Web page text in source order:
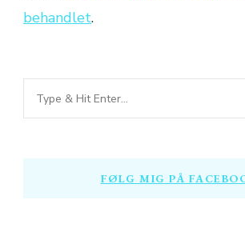
behandlet.
Looking
for
FØLG MIG PÅ